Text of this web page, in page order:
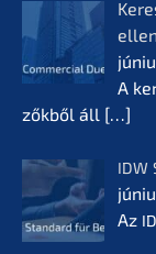
A
zők­ből áll […]
IDW
Az